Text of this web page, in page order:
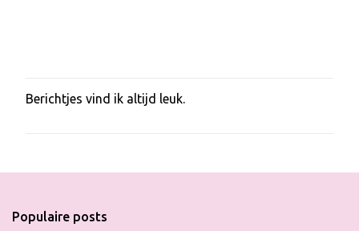
E
a
i
Berichtjes vind ik altijd leuk.
Populaire posts